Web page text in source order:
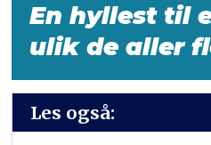
En hyllest til
ulik de aller
Les også: